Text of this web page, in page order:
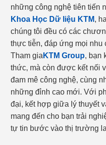
những công nghệ tiên tiến
Khoa Học Dữ liệu KTM,
chúng tôi đều có các
thực tiễn, đáp ứng mọi nhu
Tham gia KTM Group, bạn
thức, mà còn được kết nối
đam mê công nghệ, cùng
những đỉnh cao mới. Với
đại, kết hợp giữa lý thuyết
mang đến cho bạn trải
tự tin bước vào thị trường